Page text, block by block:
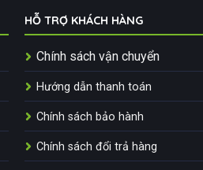
HỖ TRỢ KHÁCH HÀNG
Chính sách vận chuyển
Hướng dẫn thanh toán
Chính sách bảo hành
Chính sách đổi trả hàng